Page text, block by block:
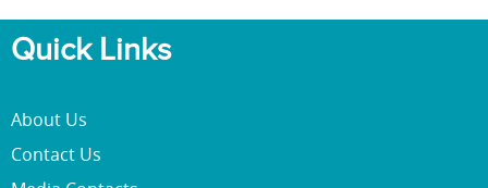
Quick Links
About Us
Contact Us